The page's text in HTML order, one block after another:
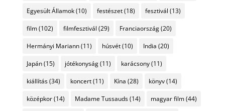
Egyesült Államok(10) festészet(18) fesztivál (13)
film(102) filmfesztivál (29) Franciaország(20)
Hermányi Mariann(11) húsvét(10) India (20)
Japán(15) jótékonyság(11) karácsony(11)
kiállítás(34) koncert(11) Kína (28) könyv(14)
középkor(14) Madame Tussauds(14) magyar film(44)